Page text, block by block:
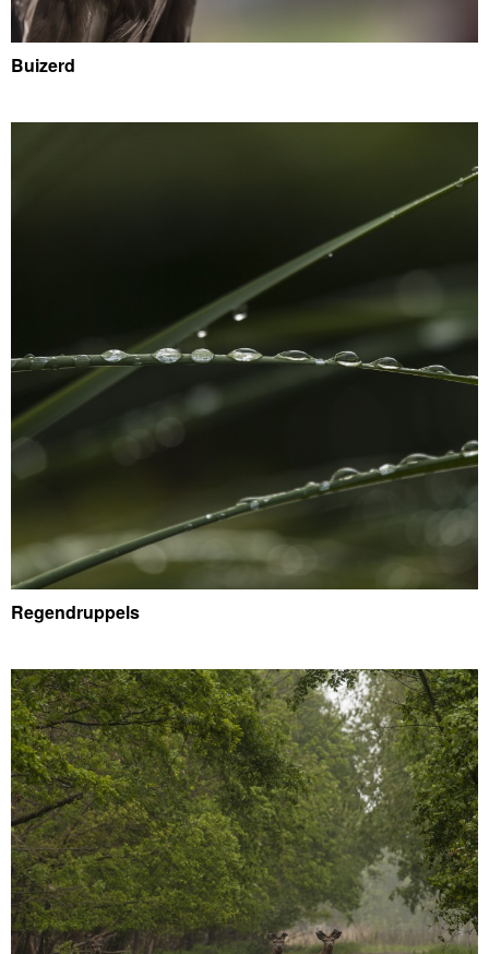
Buizerd
Regendruppels